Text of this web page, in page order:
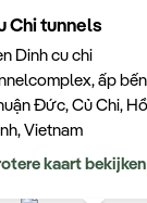
wapens
Chi tunnels
Dinh cu chi
ấp
Đức, Củ Chi,
Vietnam
kaart bekijken